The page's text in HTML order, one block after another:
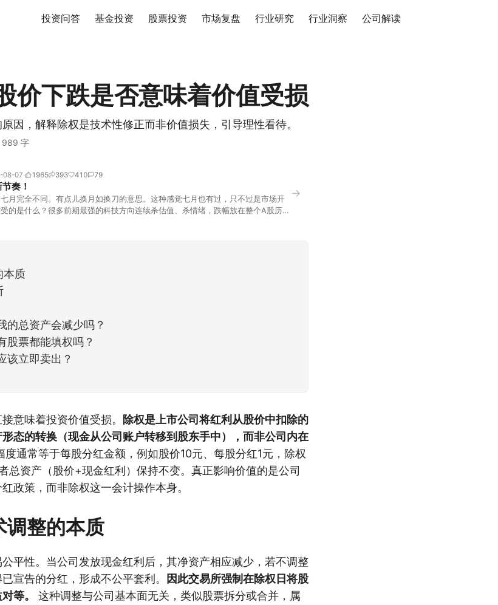
投资问答 基金投资 股票投资 市场复盘 行业研究 行业洞察 公司解读
价下跌是否意味着价值受损
因，解释除权是技术性修正而非价值损失，引导理性看待。
989 字
08-07 1965 393 410 79
奏！
月完全不同。有点儿换月如换刀的意思。这种感觉七月也有过，只不过是市场开
的是什么？很多前期最强的科技方向连续杀估值、杀情绪，跌幅放在整个A股历史
→
本质
的总资产会减少吗？
股票都能填权吗？
该立即卖出？
意味着投资价值受损。 除权是上市公司将红利从股价中扣除的
态的转换（现金从公司账户转移到股东手中），而非公司内在
度通常等于每股分红金额，例如股价10元、每股分红1元，除权
总资产（股价+现金红利）保持不变。真正影响价值的是公司
政策，而非除权这一会计操作本身。
调整的本质
平性。当公司发放现金红利后，其净资产相应减少，若不调整
宣告的分红，形成不公平套利。 因此交易所强制在除权日将股
等。
这种调整与公司基本面无关，类似股票拆分或合并，属